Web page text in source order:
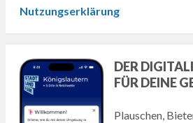
Nutzungserklärung
DER
FÜR DEINE
Plauschen,